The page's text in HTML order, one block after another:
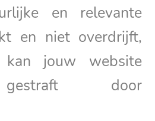
en relevante
en niet overdrijft,
jouw website
door